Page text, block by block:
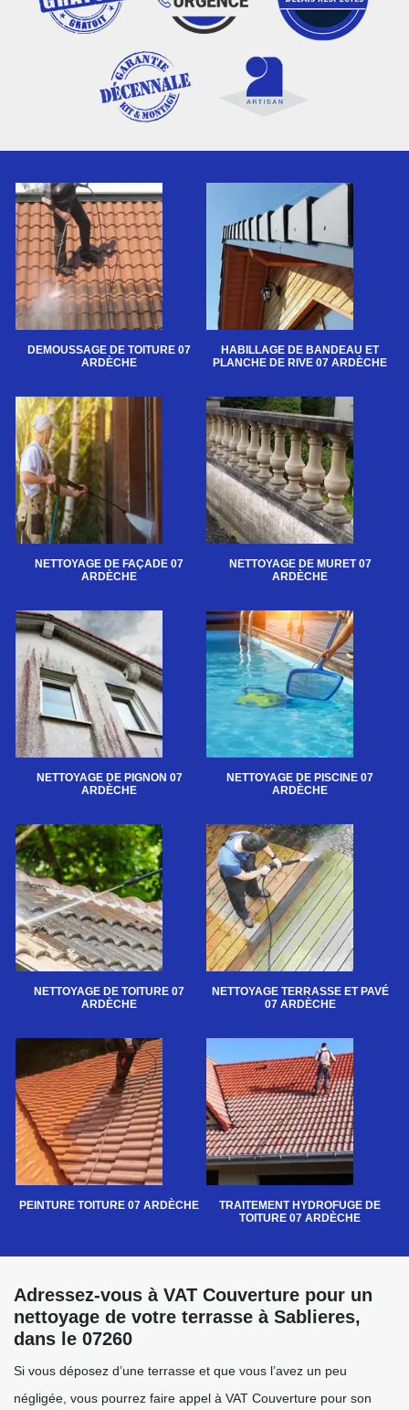
DEMOUSSAGE DE TOITURE 07
ARDÈCHE
HABILLAGE DE BANDEAU ET
PLANCHE DE RIVE 07 ARDÈCHE
NETTOYAGE DE FAÇADE 07
ARDÈCHE
NETTOYAGE DE MURET 07
ARDÈCHE
NETTOYAGE DE PIGNON 07
ARDÈCHE
NETTOYAGE DE PISCINE 07
ARDÈCHE
NETTOYAGE DE TOITURE 07
ARDÈCHE
NETTOYAGE TERRASSE ET PAVÉ
07 ARDÈCHE
PEINTURE TOITURE 07 ARDÈCHE
TRAITEMENT HYDROFUGE DE
TOITURE 07 ARDÈCHE
Adressez-vous à VAT Couverture pour un
nettoyage de votre terrasse à Sablieres,
dans le 07260
Si vous déposez d’une terrasse et que vous l’avez un peu
négligée, vous pourrez faire appel à VAT Couverture pour son